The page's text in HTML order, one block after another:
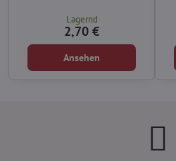
Lagernd
2,70 €
Ansehen